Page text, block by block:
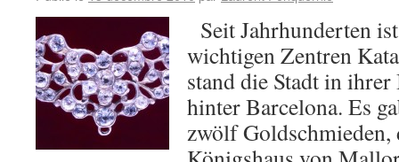
Seit Jahrhunderten
wichtigen Zentren
stand die Stadt in
hinter Barcelona. Es
zwölf Goldschmieden,